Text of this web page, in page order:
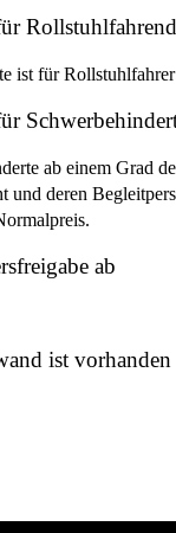
ist für
ab einem Grad
und deren
ab
ist vorhanden